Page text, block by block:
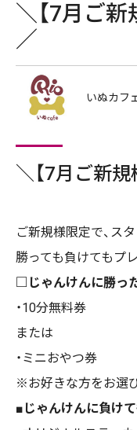
＼【7月ご新
／
いぬカフ
＼【7月ご新
ご新規様限定で、ス
勝っても負けてもプ
□じゃんけんに勝っ
・10分無料券
または
・ミニおやつ券
※お好きな方をお選
■じゃんけんに負け